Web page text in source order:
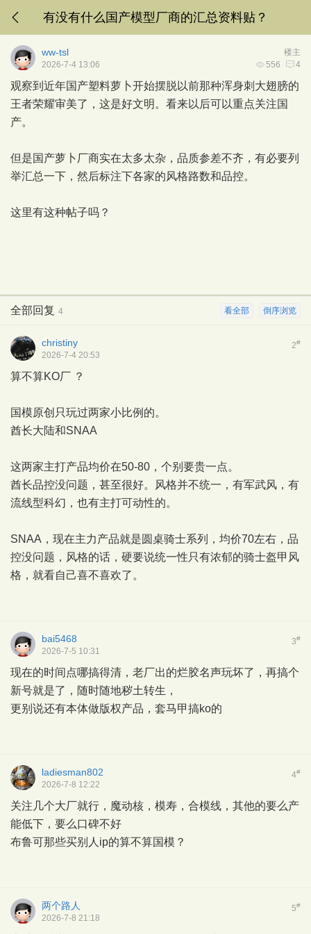
有没有什么国产模型厂商的汇总资料贴？
楼主
ww-tsl
556 4
2026-7-4 13:06
观察到近年国产塑料萝卜开始摆脱以前那种浑身刺大翅膀的
王者荣耀审美了，这是好文明。看来以后可以重点关注国
产。
但是国产萝卜厂商实在太多太杂，品质参差不齐，有必要列
举汇总一下，然后标注下各家的风格路数和品控。
这里有这种帖子吗？
倒序浏览
看全部
全部回复 4
2#
christiny
2026-7-4 20:53
算不算KO厂 ？
国模原创只玩过两家小比例的。
酋长大陆和SNAA
这两家主打产品均价在50-80，个别要贵一点。
酋长品控没问题，甚至很好。风格并不统一，有军武风，有
流线型科幻，也有主打可动性的。
SNAA，现在主力产品就是圆桌骑士系列，均价70左右，品
控没问题，风格的话，硬要说统一性只有浓郁的骑士盔甲风
格，就看自己喜不喜欢了。
3#
bai5468
2026-7-5 10:31
现在的时间点哪搞得清，老厂出的烂胶名声玩坏了，再搞个
新号就是了，随时随地秽土转生，
更别说还有本体做版权产品，套马甲搞ko的
4#
ladiesman802
2026-7-8 12:22
关注几个大厂就行，魔动核，模寿，合模线，其他的要么产
能低下，要么口碑不好
布鲁可那些买别人ip的算不算国模？
5#
两个路人
2026-7-8 21:18